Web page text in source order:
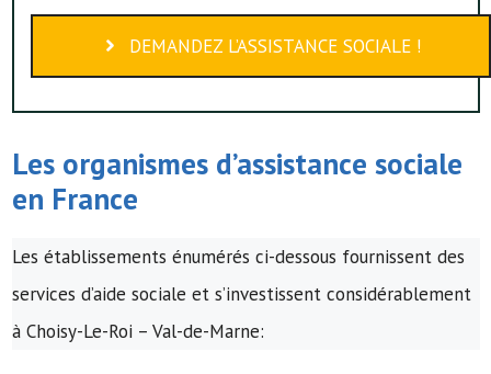
DEMANDEZ L’ASSISTANCE SOCIALE !
Les organismes d’assistance sociale
en France
Les établissements énumérés ci-dessous fournissent des
services d’aide sociale et s’investissent considérablement
à Choisy-Le-Roi – Val-de-Marne: